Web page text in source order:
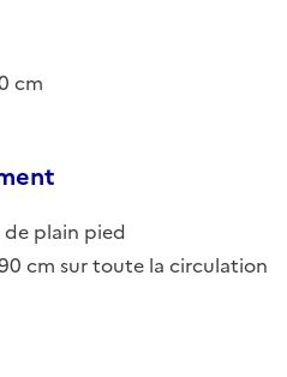
cm
plain pied
cm sur toute la circulation